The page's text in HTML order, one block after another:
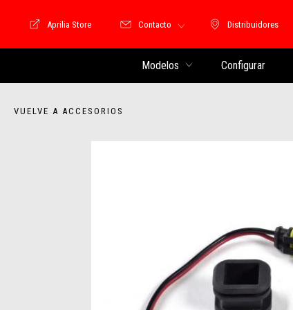
Distribuidores
Distribuidores
Store Motoguzzi
Aprilia Store Contacto
Modelos Configurar
VUELVE A ACCESORIOS